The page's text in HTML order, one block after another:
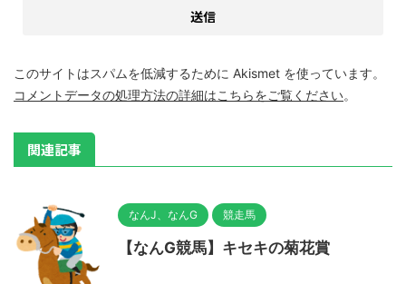
このサイトはスパムを低減するために Akismet を使っています。
コメントデータの処理方法の詳細はこちらをご覧ください。
関連記事
なんJ、なんG 競走馬
【なんG競馬】キセキの菊花賞